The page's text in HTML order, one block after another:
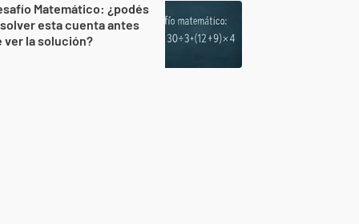
Matemático: ¿podés
esta cuenta antes
ver la solución?